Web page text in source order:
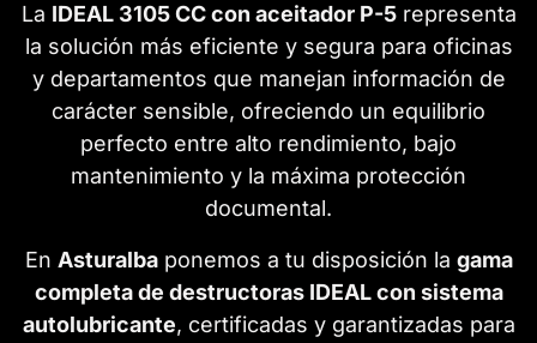
La IDEAL 3105 CC con aceitador P-5representa
la solución más eficiente y segura para oficinas
y departamentos que manejan información de
carácter sensible, ofreciendo un equilibrio
perfecto entre alto rendimiento, bajo
mantenimiento y la máxima protección
documental.
En Asturalbaponemos a tu disposición la gama
completa de destructoras IDEAL con sistema
autolubricante, certificadas y garantizadas para